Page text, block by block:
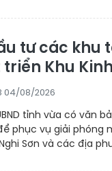
tư các khu
Khu
04/08/2026
tỉnh vừa có văn
phục vụ giải phóng
Sơn và các địa